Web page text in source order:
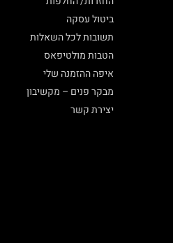
ביטול עסקה
תשובות לכל השאלות
הטבות מולטיפאס
איפה ההזמנה שלי
מבקר פנים – מקשיבון
יצירת קשר